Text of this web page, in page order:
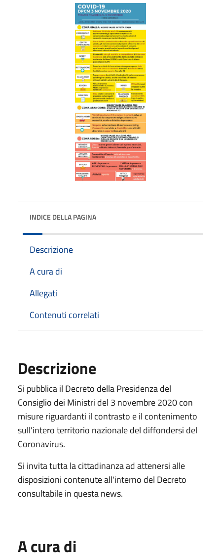
INDICE DELLA PAGINA
Descrizione
A cura di
Allegati
Contenuti correlati
Descrizione
Si pubblica il Decreto della Presidenza del
Consiglio dei Ministri del 3 novembre 2020 con
misure riguardanti il contrasto e il contenimento
sull'intero territorio nazionale del diffondersi del
Coronavirus.
Si invita tutta la cittadinanza ad attenersi alle
disposizioni contenute all'interno del Decreto
consultabile in questa news.
A cura di